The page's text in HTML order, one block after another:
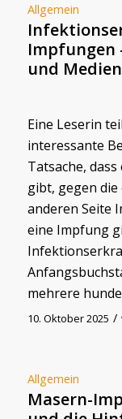
Allgemein
Impfungen
und
Eine Leserin
interessante
Tatsache,
gibt, gegen
anderen Seite
eine Impfung
mehrere
10. Oktober 2025 /
Allgemein
Masern-